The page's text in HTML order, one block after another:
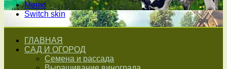
Меню
Switch skin
ГЛАВНАЯ
САД И ОГОРОД
Семена и рассада